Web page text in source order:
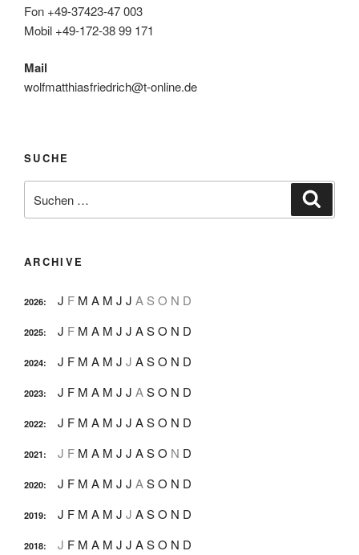
Fon +49-37423-47 003
Mobil +49-172-38 99 171
Mail
wolfmatthiasfriedrich@t-online.de
SUCHE
nach:
ARCHIVE
2026: J F M A M J J A S O N D
2025: J F M A M J J ASO N D
2024: J F M A M J J ASO N D
2023: J F M A M J J ASO N D
2022: J F M A M J J ASO N D
2021: J F M A M J J ASO N D
2020: J F M A M J J ASO N D
2019: J F M A M J J ASO N D
2018: J F M A M J J ASO N D